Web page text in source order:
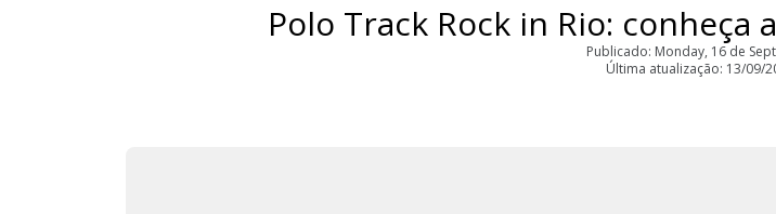
Polo Track Rock in Rio: conheça
Publicado: Monday, 16 de
Última atualização: 13/09/